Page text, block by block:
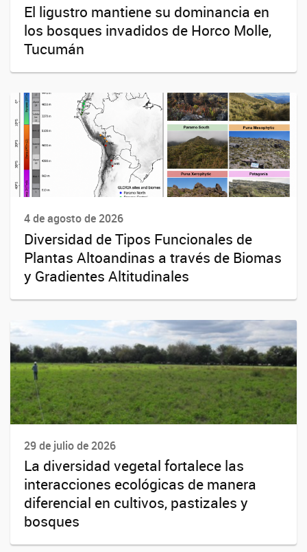
El ligustro mantiene su dominancia en
los bosques invadidos de Horco Molle,
Tucumán
4 de agosto de 2026
Diversidad de Tipos Funcionales de
Plantas Altoandinas a través de Biomas
y Gradientes Altitudinales
29 de julio de 2026
La diversidad vegetal fortalece las
interacciones ecológicas de manera
diferencial en cultivos, pastizales y
bosques